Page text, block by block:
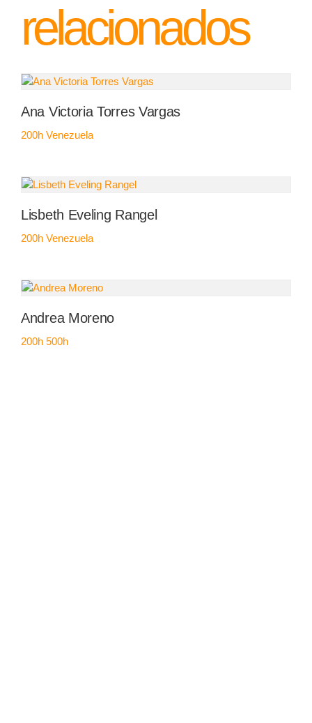
relacionados
Ana Victoria Torres Vargas
200h Venezuela
Lisbeth Eveling Rangel
200h Venezuela
Andrea Moreno
200h 500h